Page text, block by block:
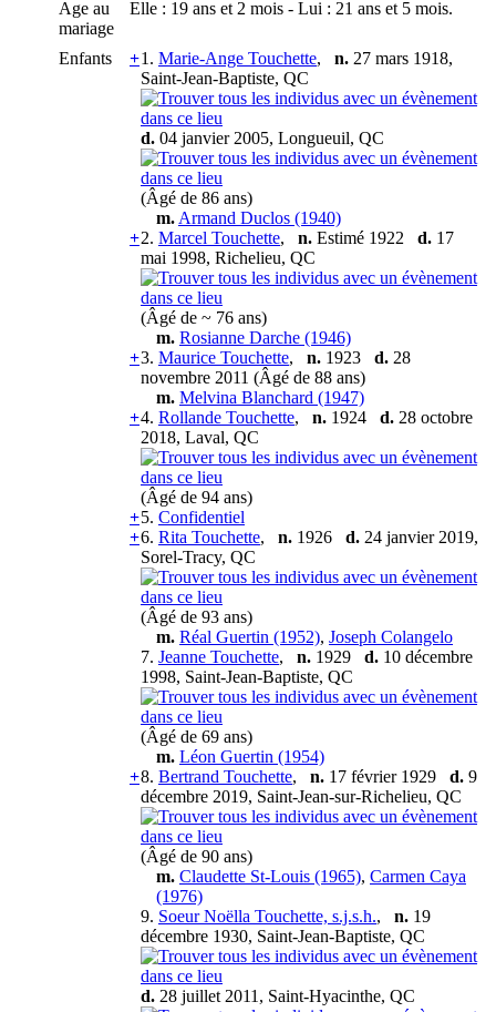
Age au
mariage
Elle : 19 ans et 2 mois - Lui : 21 ans et 5 mois.
Enfants +1. Marie-Ange Touchette, n. 27 mars 1918,
Saint-Jean-Baptiste, QC
d. 04 janvier 2005, Longueuil, QC
(Âgé de 86 ans)
m. Armand Duclos (1940)
+2. Marcel Touchette, n. Estimé 1922 d. 17
mai 1998, Richelieu, QC
(Âgé de ~ 76 ans)
m. Rosianne Darche (1946)
+3. Maurice Touchette, n. 1923 d. 28
novembre 2011 (Âgé de 88 ans)
m. Melvina Blanchard (1947)
+4. Rollande Touchette, n. 1924 d. 28 octobre
2018, Laval, QC
(Âgé de 94 ans)
+5. Confidentiel
+6. Rita Touchette, n. 1926 d. 24 janvier 2019,
Sorel-Tracy, QC
(Âgé de 93 ans)
m. Réal Guertin (1952), Joseph Colangelo
7. Jeanne Touchette, n. 1929 d. 10 décembre
1998, Saint-Jean-Baptiste, QC
(Âgé de 69 ans)
m. Léon Guertin (1954)
+8. Bertrand Touchette, n. 17 février 1929 d. 9
décembre 2019, Saint-Jean-sur-Richelieu, QC
(Âgé de 90 ans)
m. Claudette St-Louis (1965), Carmen Caya
(1976)
9. Soeur Noëlla Touchette, s.j.s.h., n. 19
décembre 1930, Saint-Jean-Baptiste, QC
d. 28 juillet 2011, Saint-Hyacinthe, QC